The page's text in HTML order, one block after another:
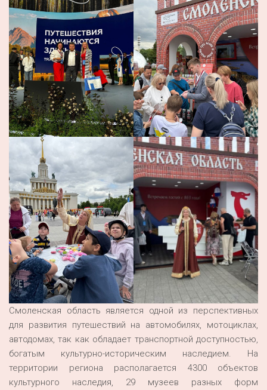
Смоленская область является одной из перспективных
для развития путешествий на автомобилях, мотоциклах,
автодомах, так как обладает транспортной доступностью,
богатым культурно-историческим наследием. На
территории региона располагается 4300 объектов
культурного наследия, 29 музеев разных форм